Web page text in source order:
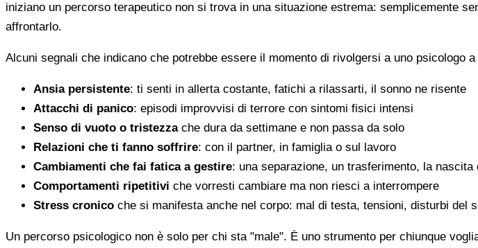
iniziano un percorso terapeutico non si trova in una situazione estrema: semplicemente
affrontarlo.
Alcuni segnali che indicano che potrebbe essere il momento di rivolgersi a uno psicologo a
Ansia persistente: ti senti in allerta costante, fatichi a rilassarti, il sonno ne risente
Attacchi di panico: episodi improvvisi di terrore con sintomi fisici intensi
Senso di vuoto o tristezzache dura da settimane e non passa da solo
Relazioni che ti fanno soffrire: con il partner, in famiglia o sul lavoro
Cambiamenti che fai fatica a gestire: una separazione, un trasferimento, la
Comportamenti ripetitivi che vorresti cambiare ma non riesci a interrompere
Stress cronico che si manifesta anche nel corpo: mal di testa, tensioni, disturbi del
Un percorso psicologico non è solo per chi sta "male". È uno strumento per chiunque